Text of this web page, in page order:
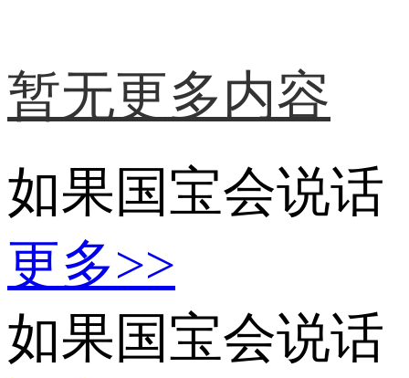
暂无更多内容
如果国宝会说话
更多>>
如果国宝会说话